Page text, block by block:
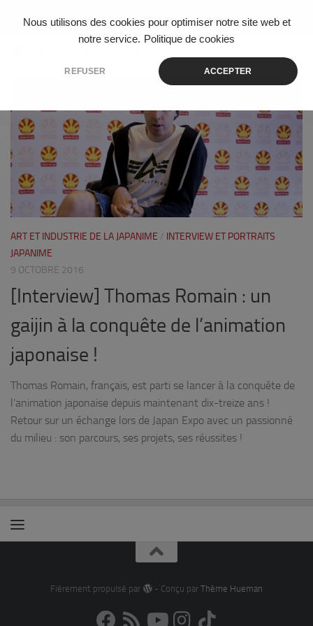
Nous utilisons des cookies pour optimiser notre site web et
notre service. Politique de cookies
REFUSER ACCEPTER
Skip to content
ART ET INDUSTRIE DE LA JAPANIME / INTERVIEW ET PORTRAITS
JAPANIME
9 OCTOBRE 2016
[Interview] Thomas Romain : un
gaijin à la conquête de l’animation
japonaise !
Thomas Romain, français, est parti se lancer à la conquête de
l’animation japonaise depuis maintenant dix-treize ans !
Retour sur un échange lors de Japan Expo avec un passionné
du milieu : son parcours, ses projets, ses réussites !
Fièrement propulsé par - Conçu par Thème Hueman